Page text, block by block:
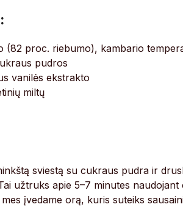
(82 proc. riebumo), kambario
pudros
vanilės ekstrakto
miltų
sviestą su cukraus pudra ir
užtruks apie 5–7 minutes
įvedame orą, kuris suteiks